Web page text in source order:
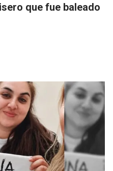
que fue baleado